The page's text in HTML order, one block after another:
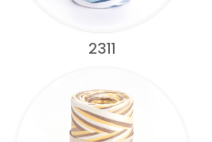
2311